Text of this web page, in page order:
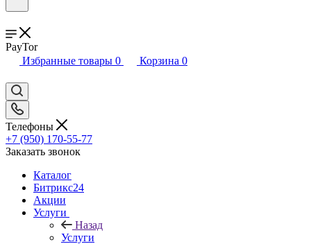
PayTor
Избранные товары 0 Корзина 0
Телефоны
+7 (950) 170-55-77
Заказать звонок
Каталог
Битрикс24
Акции
Услуги
Назад
Услуги